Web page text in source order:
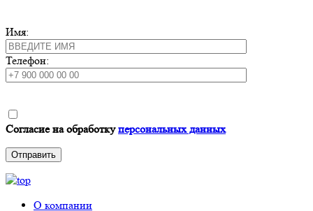
Имя:
Телефон:
Согласие на обработкуперсональных данных
О компании